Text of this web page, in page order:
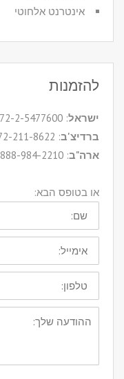
אינטרנט אלחוטי
להזמנות
ישראל: 972-2-5477600+
ברדיצ'ב: 972-72-211-8622+
ארה"ב: 1-888-984-2210+
או בטופס הבא: